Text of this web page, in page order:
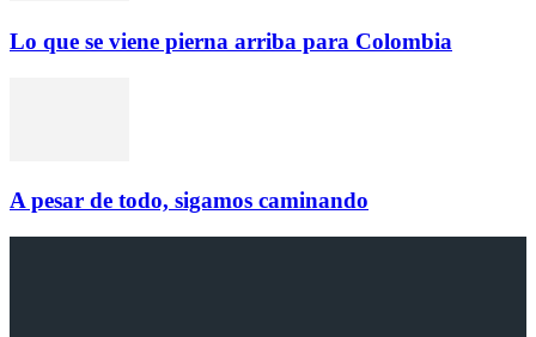
Lo que se viene pierna arriba para Colombia
A pesar de todo, sigamos caminando